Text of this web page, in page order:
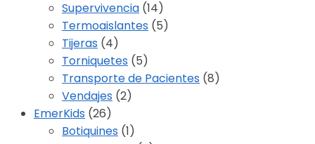
Supervivencia (14)
Termoaislantes (5)
Tijeras (4)
Torniquetes (5)
Transporte de Pacientes (8)
Vendajes (2)
EmerKids (26)
Botiquines (1)